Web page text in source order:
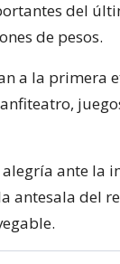
del
de pesos.
a la primera
ante la
antesala del